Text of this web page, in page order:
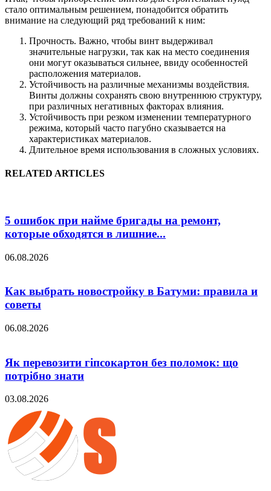
стало оптимальным решением, понадобится обратить
внимание на следующий ряд требований к ним:
Прочность. Важно, чтобы винт выдерживал
значительные нагрузки, так как на место соединения
они могут оказываться сильнее, ввиду особенностей
расположения материалов.
Устойчивость на различные механизмы воздействия.
Винты должны сохранять свою внутреннюю структуру,
при различных негативных факторах влияния.
Устойчивость при резком изменении температурного
режима, который часто пагубно сказывается на
характеристиках материалов.
Длительное время использования в сложных условиях.
RELATED ARTICLES
5 ошибок при найме бригады на ремонт,
которые обходятся в лишние...
06.08.2026
Как выбрать новостройку в Батуми: правила и
советы
06.08.2026
Як перевозити гіпсокартон без поломок: що
потрібно знати
03.08.2026